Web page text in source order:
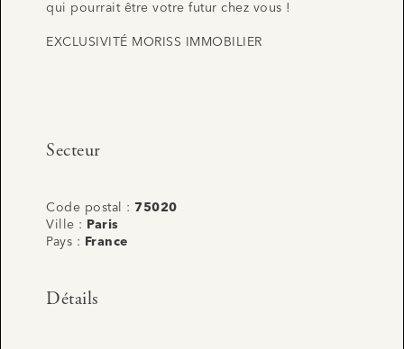
qui pourrait être votre futur chez vous !
EXCLUSIVITÉ MORISS IMMOBILIER
Secteur
Code postal : 75020
Ville :
Paris
Pays :
France
Détails